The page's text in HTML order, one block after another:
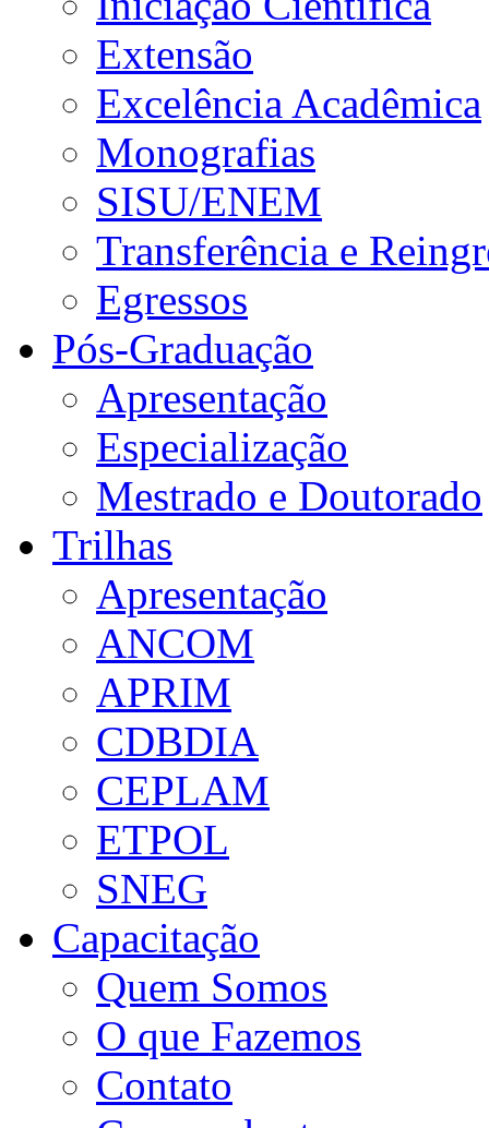
Extensão
Excelência Acadêmica
Monografias
SISU/ENEM
Transferência e
Egressos
Pós-Graduação
Apresentação
Especialização
Mestrado e Doutorado
Trilhas
Apresentação
ANCOM
APRIM
CDBDIA
CEPLAM
ETPOL
SNEG
Capacitação
Quem Somos
O que Fazemos
Contato